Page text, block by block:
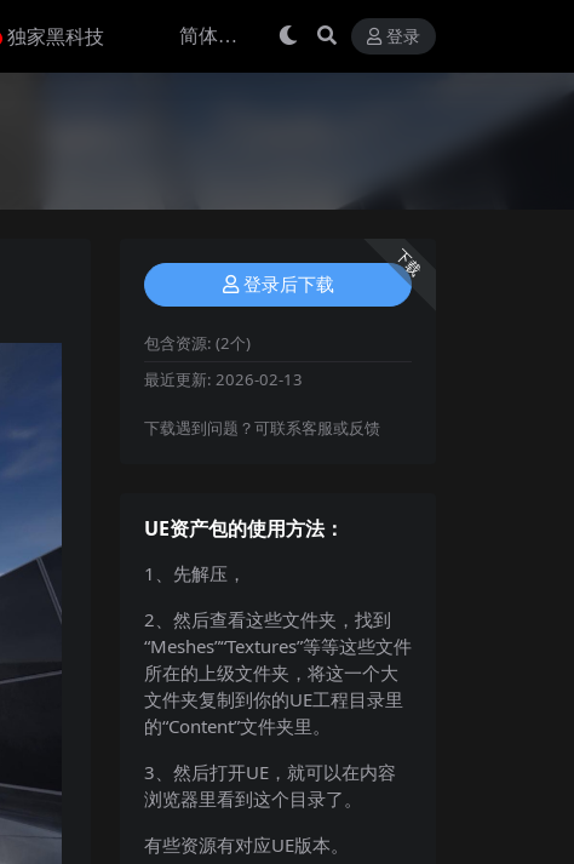
独家黑科技 登录
下载
登录后下载
包含资源: (2个)
最近更新: 2026-02-13
下载遇到问题？可联系客服或反馈
UE资产包的使用方法：
1、先解压，
2、然后查看这些文件夹，找到
“Meshes”“Textures”等等这些文件
所在的上级文件夹，将这一个大
文件夹复制到你的UE工程目录里
的“Content”文件夹里。
3、然后打开UE，就可以在内容
浏览器里看到这个目录了。
有些资源有对应UE版本。